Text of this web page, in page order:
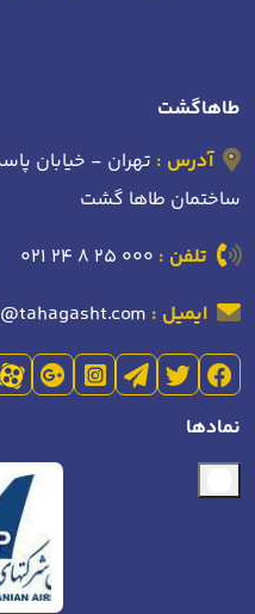
طاهاگشت
آدرس : تهران - خیابان
ساختمان طاها گشت
تلفن : 021 24 8 25 000
ایمیل :
نمادها